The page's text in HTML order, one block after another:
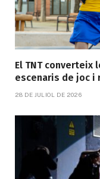
El TNT converteix
escenaris de joc i
28 DE JULIOL DE 2026